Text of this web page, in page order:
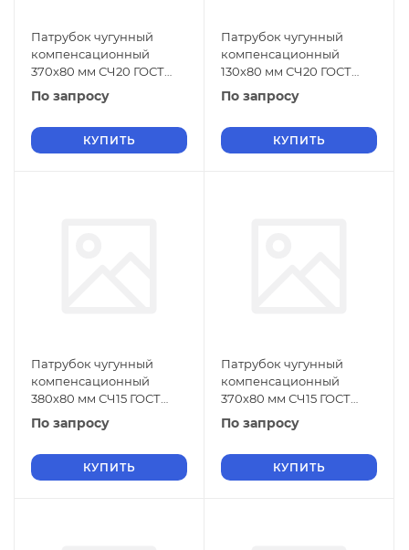
Патрубок чугунный
компенсационный
370х80 мм СЧ20 ГОСТ
6942-98
По запросу
КУПИТЬ
Патрубок чугунный
компенсационный
130х80 мм СЧ20 ГОСТ
6942-98
По запросу
КУПИТЬ
Патрубок чугунный
компенсационный
380х80 мм СЧ15 ГОСТ
6942-98
По запросу
КУПИТЬ
Патрубок чугунный
компенсационный
370х80 мм СЧ15 ГОСТ
6942-98
По запросу
КУПИТЬ